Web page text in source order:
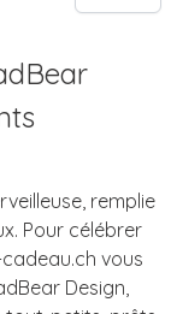
remplie
Pour célébrer
vous
Design,